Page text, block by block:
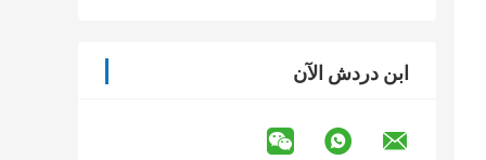
ابن دردش الآن